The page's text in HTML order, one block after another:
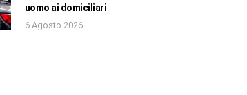
uomo ai domiciliari
6 Agosto 2026